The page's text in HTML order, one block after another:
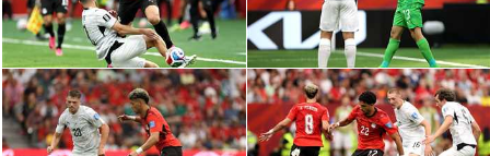
كرة السلة الأمريكية
كرة سلة
كرة يد